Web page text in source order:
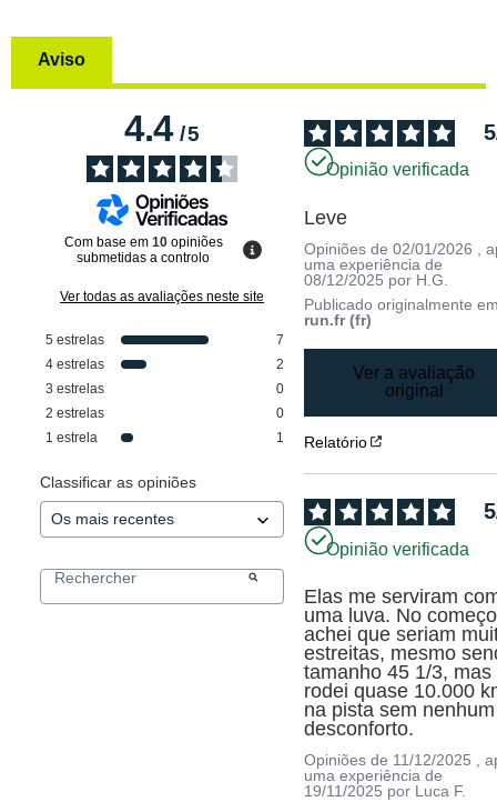
Aviso
4.4/5
Com base em 10 opiniões
submetidas a controlo
Ver todas as avaliações neste site
5 estrelas
7
4 estrelas
2
3 estrelas
0
2 estrelas
0
1 estrela 1
Classificar as opiniões
5
Opinião verificada
Leve
Opiniões de02/01/2026
,
uma experiência de
08/12/2025 por H.G.
Publicado originalmente
run.fr (fr)
Ver a avaliação
original
Relatório
5
Opinião verificada
Elas me serviram
uma luva. No
achei que seriam
estreitas, mesmo
tamanho 45 1/3, mas
rodei quase 10.000
na pista sem nenhum
desconforto.
Opiniões de 11/12/2025
,
uma experiência de
19/11/2025 por Luca F.